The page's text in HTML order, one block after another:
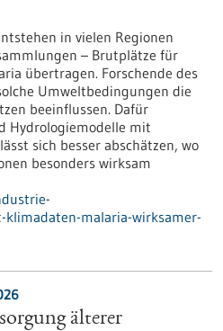
in vielen Regionen
– Brutplätze für
übertragen. Forschende des
Umweltbedingungen die
beeinflussen. Dafür
Hydrologiemodelle mit
sich besser abschätzen, wo
besonders wirksam
malaria-wirksamer-
älterer